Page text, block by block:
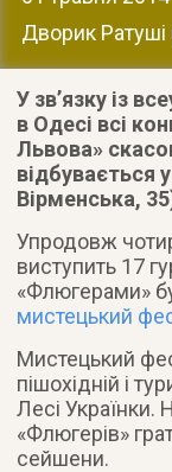
Дворик Ратуші
У зв’язку із
в Одесі всі
Львова»
відбувається
Вірменська,
Упродовж
виступить 17
«Флюгерами»
мистецький
Мистецький
пішохідній і
Лесі Українки.
«Флюгерів»
сейшени.